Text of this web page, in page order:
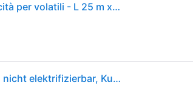
Rete a doppia punta Kerbl senza elettricità per volatili - L 25 m x P 106 cm
KERBL Geflügelnetz Doppelspitze 25 m nicht elektrifizierbar, Kunststoff/Metall